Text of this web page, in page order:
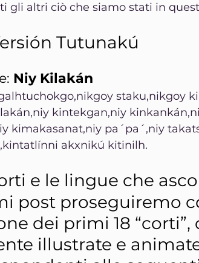
gli altri ciò che siamo stati in
Tutunakú
Niy Kilakán
staku,nikgoy
kintekgan,niy
kimakasanat,niy pa´pa´,niy
akxnikú kitinilh.
e le lingue che
post proseguiremo
dei primi 18 “corti”,
illustrate e